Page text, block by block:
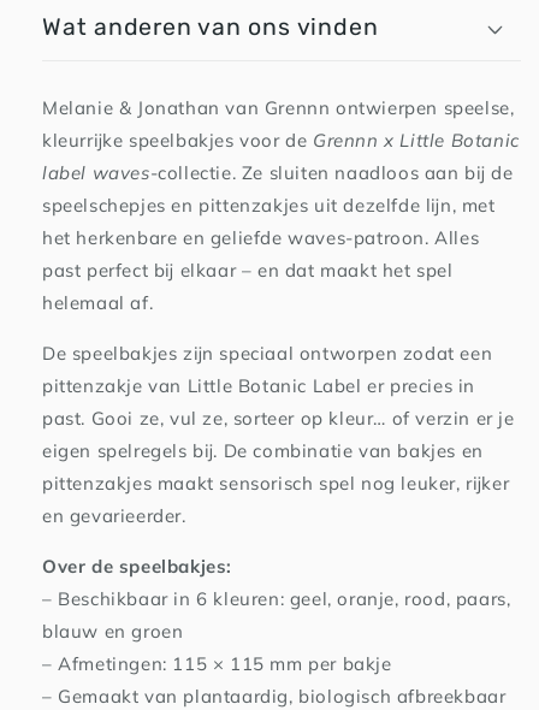
Wat anderen van ons vinden
Melanie & Jonathan van Grennn ontwierpen speelse,
kleurrijke speelbakjes voor de Grennn x Little Botanic
label waves-collectie. Ze sluiten naadloos aan bij de
speelschepjes en pittenzakjes uit dezelfde lijn, met
het herkenbare en geliefde waves-patroon. Alles
past perfect bij elkaar – en dat maakt het spel
helemaal af.
De speelbakjes zijn speciaal ontworpen zodat een
pittenzakje van Little Botanic Label er precies in
past. Gooi ze, vul ze, sorteer op kleur… of verzin er je
eigen spelregels bij. De combinatie van bakjes en
pittenzakjes maakt sensorisch spel nog leuker, rijker
en gevarieerder.
Over de speelbakjes:
– Beschikbaar in 6 kleuren: geel, oranje, rood, paars,
blauw en groen
– Afmetingen: 115 × 115 mm per bakje
– Gemaakt van plantaardig, biologisch afbreekbaar